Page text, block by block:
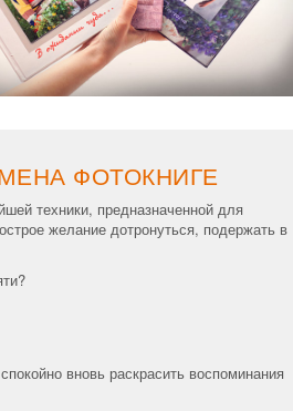
ФОТОКНИГЕ
техники, предназначенной для
желание дотронуться, подержать в
вновь раскрасить воспоминания